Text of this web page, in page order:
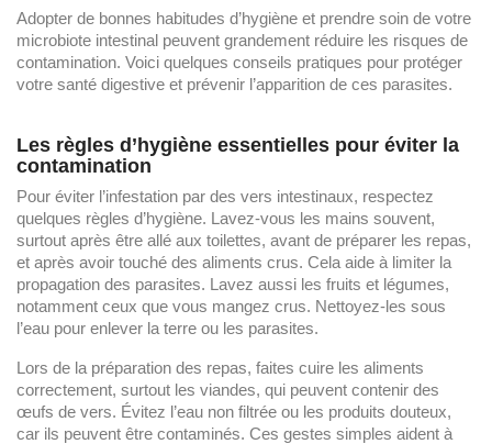
Adopter de bonnes habitudes d’hygiène et prendre soin de votre
microbiote intestinal peuvent grandement réduire les risques de
contamination. Voici quelques conseils pratiques pour protéger
votre santé digestive et prévenir l’apparition de ces parasites.
Les règles d’hygiène essentielles pour éviter la
contamination
Pour éviter l’infestation par des vers intestinaux, respectez
quelques règles d’hygiène. Lavez-vous les mains souvent,
surtout après être allé aux toilettes, avant de préparer les repas,
et après avoir touché des aliments crus. Cela aide à limiter la
propagation des parasites. Lavez aussi les fruits et légumes,
notamment ceux que vous mangez crus. Nettoyez-les sous
l’eau pour enlever la terre ou les parasites.
Lors de la préparation des repas, faites cuire les aliments
correctement, surtout les viandes, qui peuvent contenir des
œufs de vers. Évitez l’eau non filtrée ou les produits douteux,
car ils peuvent être contaminés. Ces gestes simples aident à